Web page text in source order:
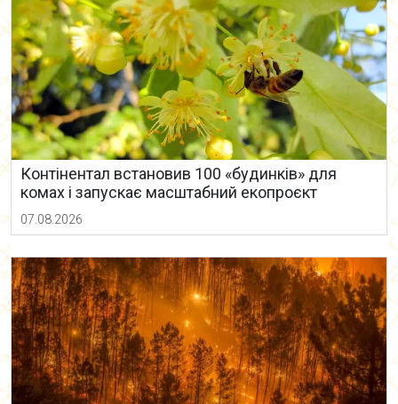
Контінентал встановив 100 «будинків» для
комах і запускає масштабний екопроєкт
07.08.2026